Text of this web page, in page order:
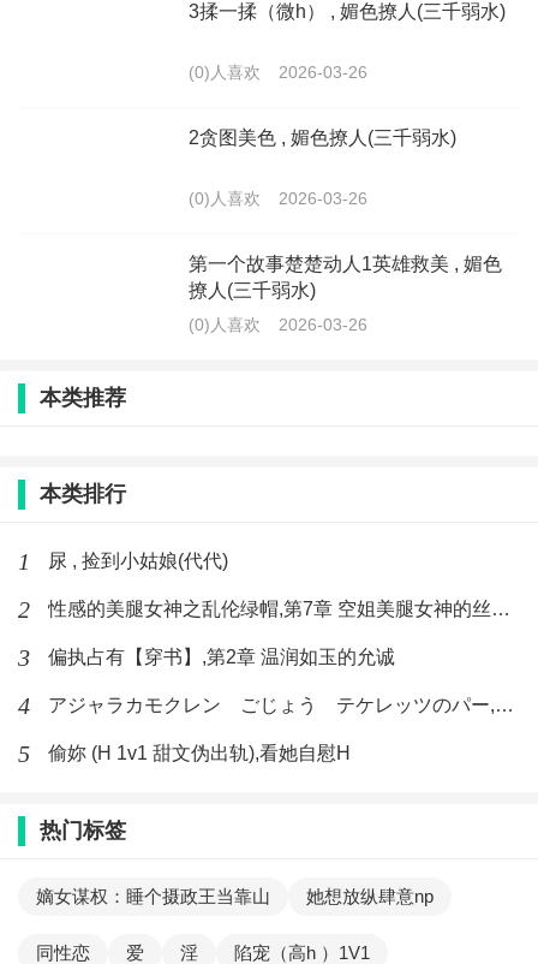
3揉一揉（微h） , 媚色撩人(三千弱水)
(0)人喜欢 2026-03-26
2贪图美色 , 媚色撩人(三千弱水)
(0)人喜欢 2026-03-26
第一个故事楚楚动人1英雄救美 , 媚色
撩人(三千弱水)
(0)人喜欢 2026-03-26
本类推荐
本类排行
1 尿 , 捡到小姑娘(代代)
2 性感的美腿女神之乱伦绿帽,第7章 空姐美腿女神的丝袜足交
3 偏执占有【穿书】,第2章 温润如玉的允诚
4 アジャラカモクレン ごじょう テケレッツのパー,【No. 42 Rube Goldberg Machine】十四
5 偷妳 (H 1v1 甜文伪出轨),看她自慰H
热门标签
嫡女谋权：睡个摄政王当靠山 她想放纵肆意np
同性恋 爱 淫 陷宠（高h ）1V1